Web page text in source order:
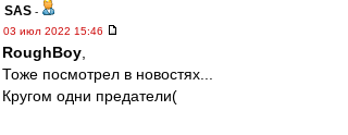
SAS -
03 июл 2022 15:46
RoughBoy
Тоже посмотрел в новостях...
Кругом одни предатели(